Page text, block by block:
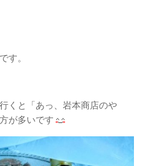
す。
くと「あっ、岩本商店のや
が多いです